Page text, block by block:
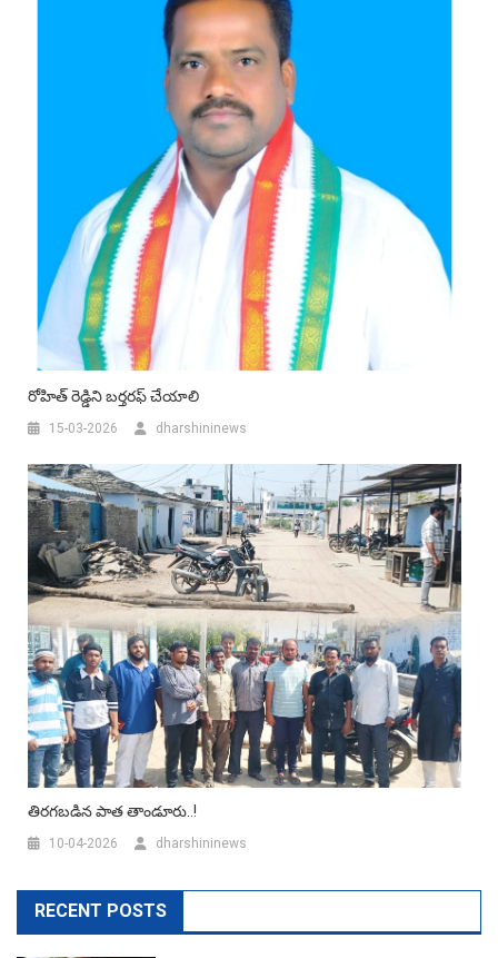
రోహిత్ రెడ్డిని బర్తరఫ్‌ చేయాలి
15-03-2026 dharshininews
తిరగబడిన పాత తాండూరు..!
10-04-2026 dharshininews
RECENT POSTS